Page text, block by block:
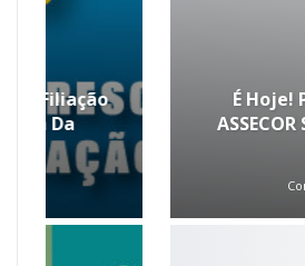
É Hoje! Participe Da
ASSECOR Sobre
14